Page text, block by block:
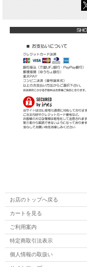
お店のトップへ戻る
カートを見る
ご利用案内
特定商取引法表示
個人情報の取扱い